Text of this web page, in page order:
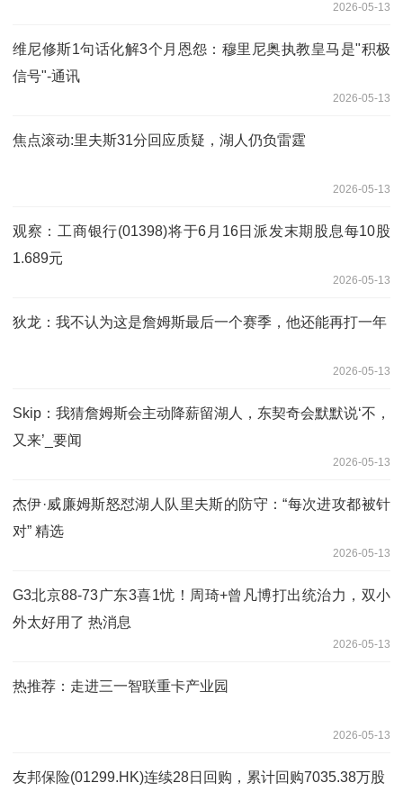
2026-05-13
维尼修斯1句话化解3个月恩怨：穆里尼奥执教皇马是"积极
信号"-通讯
2026-05-13
焦点滚动:里夫斯31分回应质疑，湖人仍负雷霆
2026-05-13
观察：工商银行(01398)将于6月16日派发末期股息每10股
1.689元
2026-05-13
狄龙：我不认为这是詹姆斯最后一个赛季，他还能再打一年
2026-05-13
Skip：我猜詹姆斯会主动降薪留湖人，东契奇会默默说‘不，
又来’_要闻
2026-05-13
杰伊·威廉姆斯怒怼湖人队里夫斯的防守：“每次进攻都被针
对” 精选
2026-05-13
G3北京88-73广东3喜1忧！周琦+曾凡博打出统治力，双小
外太好用了 热消息
2026-05-13
热推荐：走进三一智联重卡产业园
2026-05-13
友邦保险(01299.HK)连续28日回购，累计回购7035.38万股